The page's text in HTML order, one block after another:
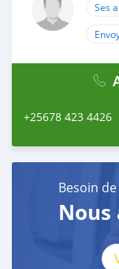
Ses
+25678 423 4426
Besoin
Nous